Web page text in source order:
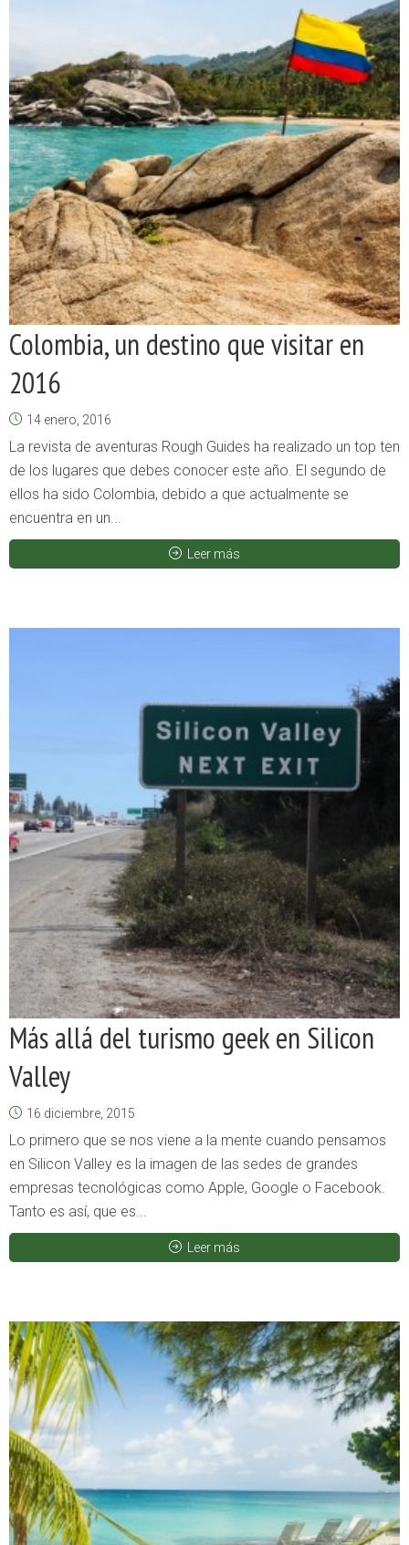
Colombia, un destino que visitar en
2016
14 enero, 2016
La revista de aventuras Rough Guides ha realizado un top ten
de los lugares que debes conocer este año. El segundo de
ellos ha sido Colombia, debido a que actualmente se
encuentra en un...
Leer más
Más allá del turismo geek en Silicon
Valley
16 diciembre, 2015
Lo primero que se nos viene a la mente cuando pensamos
en Silicon Valley es la imagen de las sedes de grandes
empresas tecnológicas como Apple, Google o Facebook.
Tanto es así, que es...
Leer más